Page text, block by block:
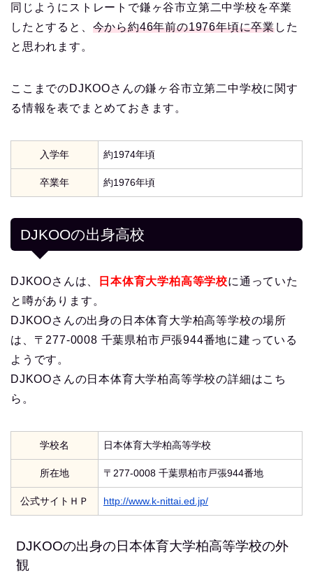
同じようにストレートで鎌ヶ谷市立第二中学校を卒業
したとすると、 今から約46年前の1976年頃に卒業した
と思われます。
ここまでのDJKOOさんの鎌ヶ谷市立第二中学校に関す
る情報を表でまとめておきます。
入学年 約1974年頃
卒業年 約1976年頃
DJKOOの出身高校
DJKOOさんは、 日本体育大学柏高等学校に通っていた
と噂があります。
DJKOOさんの出身の日本体育大学柏高等学校の場所
は、〒277-0008 千葉県柏市戸張944番地に建っている
ようです。
DJKOOさんの日本体育大学柏高等学校の詳細はこち
ら。
学校名 日本体育大学柏高等学校
所在地 〒277-0008 千葉県柏市戸張944番地
公式サイトＨＰ http://www.k-nittai.ed.jp/
DJKOOの出身の日本体育大学柏高等学校の外
観